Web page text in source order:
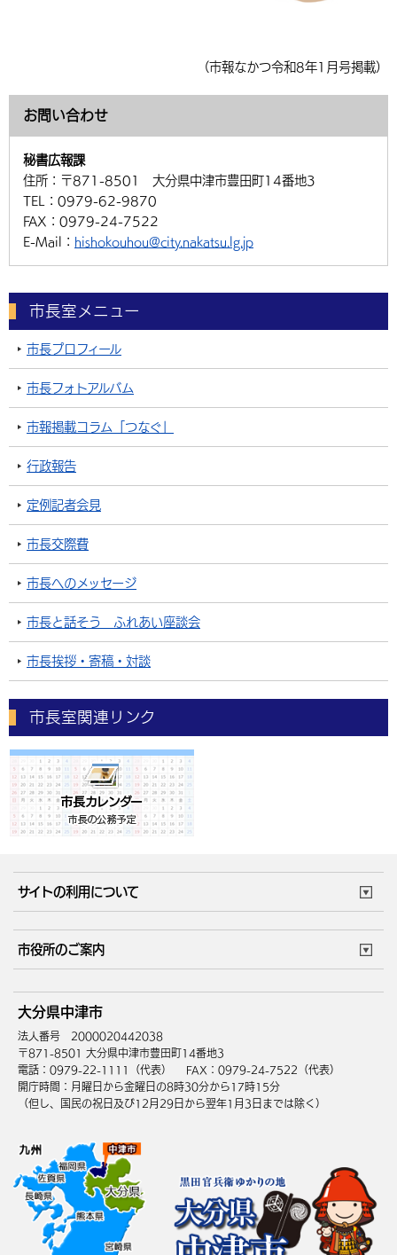
（市報なかつ令和8年1月号掲載）
お問い合わせ
秘書広報課
住所： 〒871-8501 大分県中津市豊田町14番地3
TEL： 0979-62-9870
FAX： 0979-24-7522
E-Mail： hishokouhou@city.nakatsu.lg.jp
市長室メニュー
市長プロフィール
市長フォトアルバム
市報掲載コラム「つなぐ」
行政報告
定例記者会見
市長交際費
市長へのメッセージ
市長と話そう ふれあい座談会
市長挨拶・寄稿・対談
市長室関連リンク
サイトの利用について
サイトマップ
市役所のご案内
庁舎地図 組織案内
中津市へのアクセス
大分県中津市
法人番号 2000020442038
〒871-8501 大分県中津市豊田町14番地3
電話：0979-22-1111（代表）
FAX：0979-24-7522（代表）
開庁時間：月曜日から金曜日の8時30分から17時15分
（但し、国民の祝日及び12月29日から翌年1月3日までは除く）